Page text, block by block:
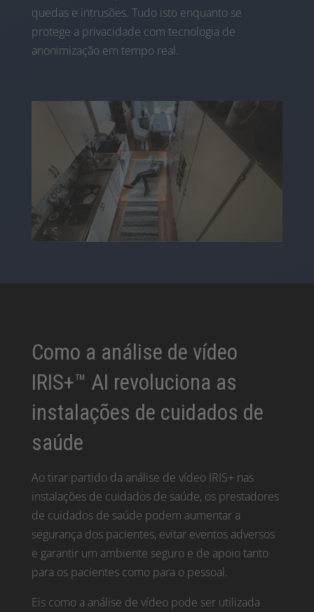
quedas e intrusões. Tudo isto enquanto se
protege a privacidade com tecnologia de
anonimização em tempo real.
Como a análise de vídeo
IRIS+™ AI revoluciona as
instalações de cuidados de
saúde
Ao tirar partido da análise de vídeo IRIS+ nas
instalações de cuidados de saúde, os prestadores
de cuidados de saúde podem aumentar a
segurança dos pacientes, evitar eventos adversos
e garantir um ambiente seguro e de apoio tanto
para os pacientes como para o pessoal.
Eis como a análise de vídeo pode ser utilizada